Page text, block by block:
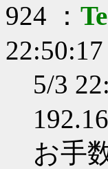
924 ：
5/3
お手